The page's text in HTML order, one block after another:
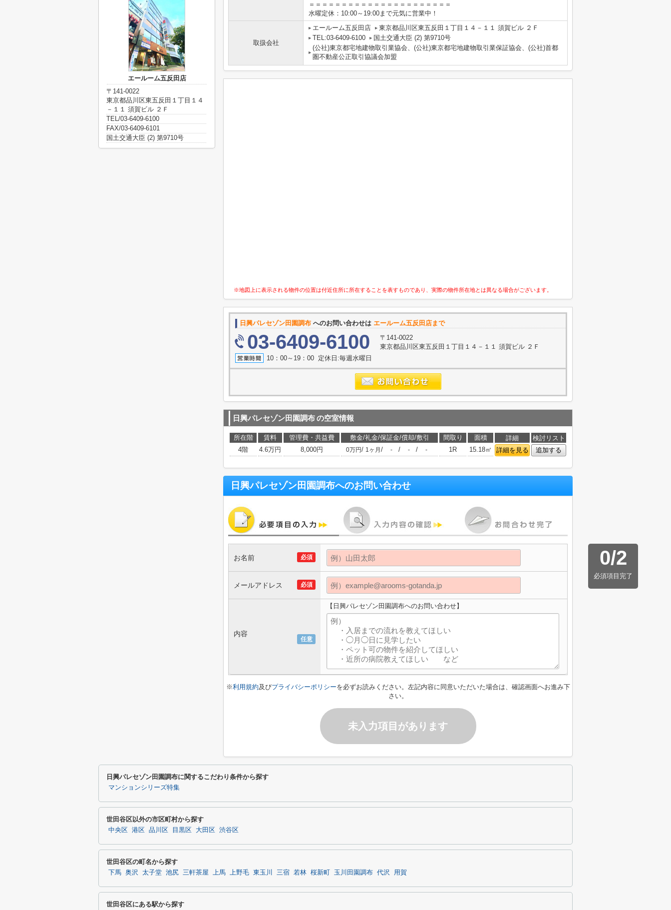
＝＝＝＝＝＝＝＝＝＝＝＝＝＝＝＝＝＝＝＝＝＝
水曜定休：10:00～19:00まで元気に営業中！
取扱会社
エールーム五反田店
東京都品川区東五反田１丁目１４－１１ 須賀ビル ２Ｆ
TEL:03-6409-6100
国土交通大臣 (2) 第9710号
(公社)東京都宅地建物取引業協会、(公社)東京都宅地建物取引業保証協会、(公社)首都
圏不動産公正取引協議会加盟
※地図上に表示される物件の位置は付近住所に所在することを表すものであり、実際の物件所在地とは異なる場合がございます。
日興パレセゾン田園調布 へのお問い合わせは エールーム五反田店まで
03-6409-6100
〒141-0022
東京都品川区東五反田１丁目１４－１１ 須賀ビル ２Ｆ
10：00～19：00 定休日:毎週水曜日
日興パレセゾン田園調布の空室情報
所在階 賃料 管理費・共益費 敷金/礼金/保証金/償却/敷引 間取り 面積 詳細
検討リスト
4階
4.6万円 8,000円 0万円/ 1ヶ月 / - / - / - 1R 15.18㎡ 詳細を見る 追加する
日興パレセゾン田園調布へのお問い合わせ
0/2
必須項目完了
必須
お名前
必須
メールアドレス
任意
内容
【日興パレセゾン田園調布へのお問い合わせ】
※利用規約及びプライバシーポリシーを必ずお読みください。左記内容に同意いただいた場合は、確認画面へお進み下
さい。
未入力項目があります
エールーム五反田店
〒141-0022
東京都品川区東五反田１丁目１４
－１１ 須賀ビル ２Ｆ
TEL/03-6409-6100
FAX/03-6409-6101
国土交通大臣 (2) 第9710号
日興パレセゾン田園調布に関するこだわり条件から探す
マンションシリーズ特集
世田谷区以外の市区町村から探す
中央区 港区 品川区 目黒区 大田区 渋谷区
世田谷区の町名から探す
下馬 奥沢 太子堂 池尻 三軒茶屋 上馬 上野毛 東玉川 三宿 若林 桜新町 玉川田園調布 代沢 用賀
世田谷区にある駅から探す